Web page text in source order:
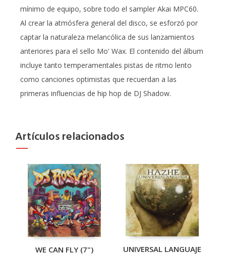
mínimo de equipo, sobre todo el sampler Akai MPC60.
Al crear la atmósfera general del disco, se esforzó por
captar la naturaleza melancólica de sus lanzamientos
anteriores para el sello Mo' Wax. El contenido del álbum
incluye tanto temperamentales pistas de ritmo lento
como canciones optimistas que recuerdan a las
primeras influencias de hip hop de DJ Shadow.
Artículos relacionados
WE CAN FLY (7") UNIVERSAL LANGUAJE